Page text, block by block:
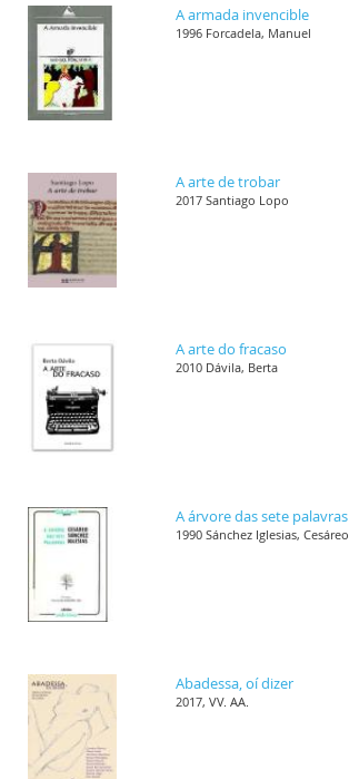
A armada invencible
1996 Forcadela, Manuel
A arte de trobar
2017 Santiago Lopo
A arte do fracaso
2010 Dávila, Berta
A árvore das sete palavras
1990 Sánchez Iglesias, Cesáreo
Abadessa, oí dizer
2017, VV. AA.